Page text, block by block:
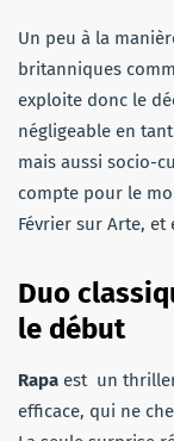
Un peu à la
britanniques
exploite donc le
négligeable en
mais aussi socio-
compte pour le
Février sur Arte,
Duo
le début
Rapa est un
efficace, qui ne